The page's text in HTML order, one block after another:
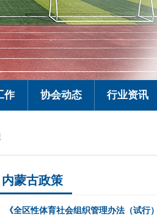
作 协会动态 行业资讯
内蒙古政策
《全区性体育社会组织管理办法（试行